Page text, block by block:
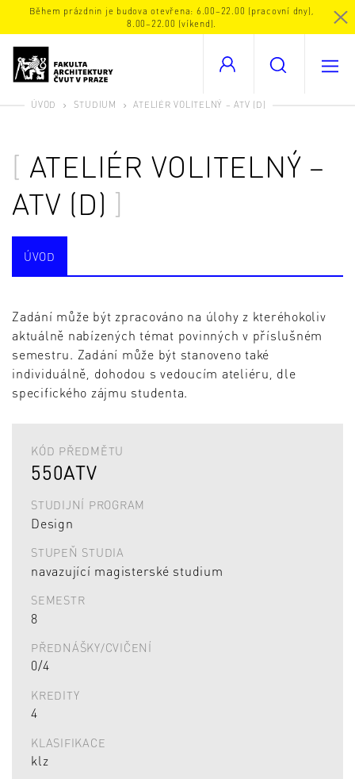
Během prázdnin je budova otevřena: 6.00–22.00 (pracovní dny),
8.00–22.00 (víkend).
ÚVOD STUDIUM ATELIÉR VOLITELNÝ – ATV (D)
ATELIÉR VOLITELNÝ –
ATV (D)
ÚVOD
Zadání může být zpracováno na úlohy z kteréhokoliv
aktuálně nabízených témat povinných v příslušném
semestru. Zadání může být stanoveno také
individuálně, dohodou s vedoucím ateliéru, dle
specifického zájmu studenta.
KÓD PŘEDMĚTU
550ATV
STUDIJNÍ PROGRAM
Design
STUPEŇ STUDIA
navazující magisterské studium
SEMESTR
8
PŘEDNÁŠKY/CVIČENÍ
0/4
KREDITY
4
KLASIFIKACE
klz